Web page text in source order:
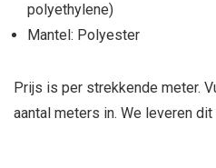
polyethylene)
Mantel: Polyester
Prijs is per strekkende meter.
aantal meters in. We leveren dit